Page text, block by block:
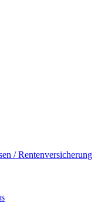
/ Rentenversicherung